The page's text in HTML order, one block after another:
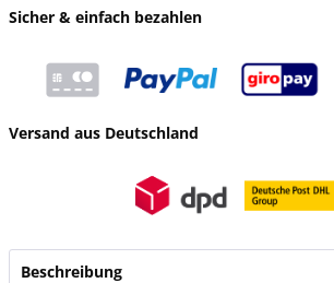
Sicher & einfach bezahlen
Versand aus Deutschland
Beschreibung